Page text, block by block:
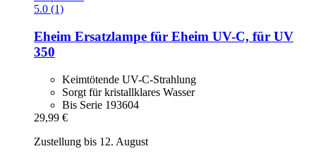
5.0 (1)
Eheim Ersatzlampe für Eheim UV-​C, für UV
350
Keimtötende UV-C-Strahlung
Sorgt für kristallklares Wasser
Bis Serie 193604
29,99 €
Zustellung bis 12. August